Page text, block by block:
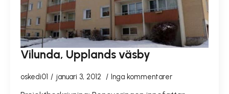
Vilunda, Upplands väsby
oskedi01 januari 3, 2012 Inga kommentarer